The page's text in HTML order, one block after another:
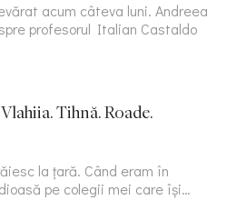
acum câteva luni. Andreea
profesorul Italian Castaldo
Tihnă. Roade.
la țară. Când eram în
pe colegii mei care își…